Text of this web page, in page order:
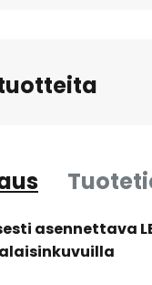
asennettava